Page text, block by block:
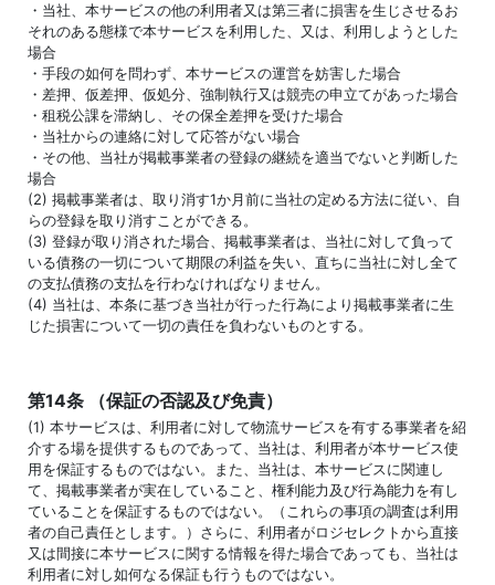
・当社、本サービスの他の利用者又は第三者に損害を生じさせるお
それのある態様で本サービスを利用した、又は、利用しようとした
場合
・手段の如何を問わず、本サービスの運営を妨害した場合
・差押、仮差押、仮処分、強制執行又は競売の申立てがあった場合
・租税公課を滞納し、その保全差押を受けた場合
・当社からの連絡に対して応答がない場合
・その他、当社が掲載事業者の登録の継続を適当でないと判断した
場合
(2) 掲載事業者は、取り消す1か月前に当社の定める方法に従い、自
らの登録を取り消すことができる。
(3) 登録が取り消された場合、掲載事業者は、当社に対して負って
いる債務の一切について期限の利益を失い、直ちに当社に対し全て
の支払債務の支払を行わなければなりません。
(4) 当社は、本条に基づき当社が行った行為により掲載事業者に生
じた損害について一切の責任を負わないものとする。
第14条 （保証の否認及び免責）
(1) 本サービスは、利用者に対して物流サービスを有する事業者を紹
介する場を提供するものであって、当社は、利用者が本サービス使
用を保証するものではない。また、当社は、本サービスに関連し
て、掲載事業者が実在していること、権利能力及び行為能力を有し
ていることを保証するものではない。（これらの事項の調査は利用
者の自己責任とします。）さらに、利用者がロジセレクトから直接
又は間接に本サービスに関する情報を得た場合であっても、当社は
利用者に対し如何なる保証も行うものではない。